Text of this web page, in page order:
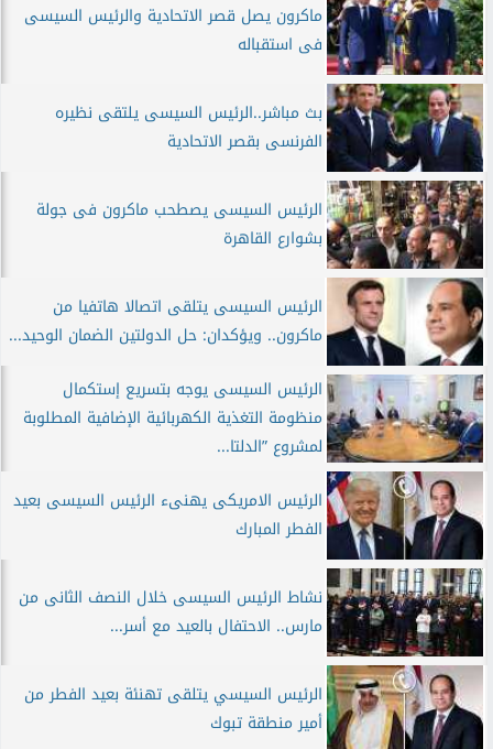
ماكرون يصل قصر الاتحادية والرئيس السيسى
فى استقباله
بث مباشر..الرئيس السيسى يلتقى نظيره
الفرنسى بقصر الاتحادية
الرئيس السيسى يصطحب ماكرون فى جولة
بشوارع القاهرة
الرئيس السيسى يتلقى اتصالا هاتفيا من
ماكرون.. ويؤكدان: حل الدولتين الضمان الوحيد...
الرئيس السيسى يوجه بتسريع إستكمال
منظومة التغذية الكهربائية الإضافية المطلوبة
لمشروع ”الدلتا...
الرئيس الامريكى يهنىء الرئيس السيسى بعيد
الفطر المبارك
نشاط الرئيس السيسى خلال النصف الثانى من
مارس.. الاحتفال بالعيد مع أسر...
الرئيس السيسي يتلقى تهنئة بعيد الفطر من
أمير منطقة تبوك